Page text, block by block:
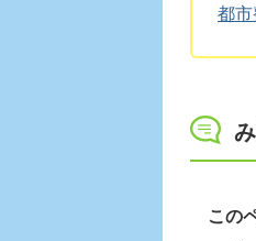
都市
この